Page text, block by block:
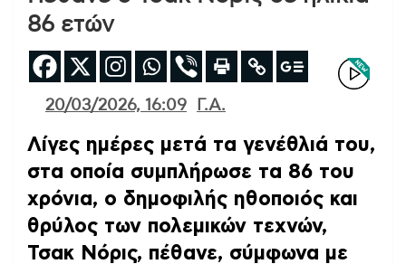
86 ετών
20/03/2026, 16:09 Γ.Α.
Λίγες ημέρες μετά τα γενέθλιά του,
στα οποία συμπλήρωσε τα 86 του
χρόνια, ο δημοφιλής ηθοποιός και
θρύλος των πολεμικών τεχνών,
Τσακ Νόρις, πέθανε, σύμφωνα με